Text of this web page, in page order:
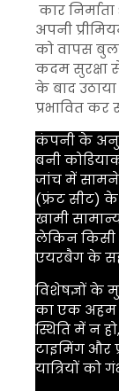
कार निर्माता
अपनी
को वापस
कदम सुरक्षा
के बाद उठाया
प्रभावित कर
कंपनी के
बनी
जांच में
(फ्रंट सीट) के
खामी
लेकिन किसी
एयरबैग के
विशेषज्ञों के
का एक अहम
स्थिति में न
टाइमिंग और
यात्रियों को